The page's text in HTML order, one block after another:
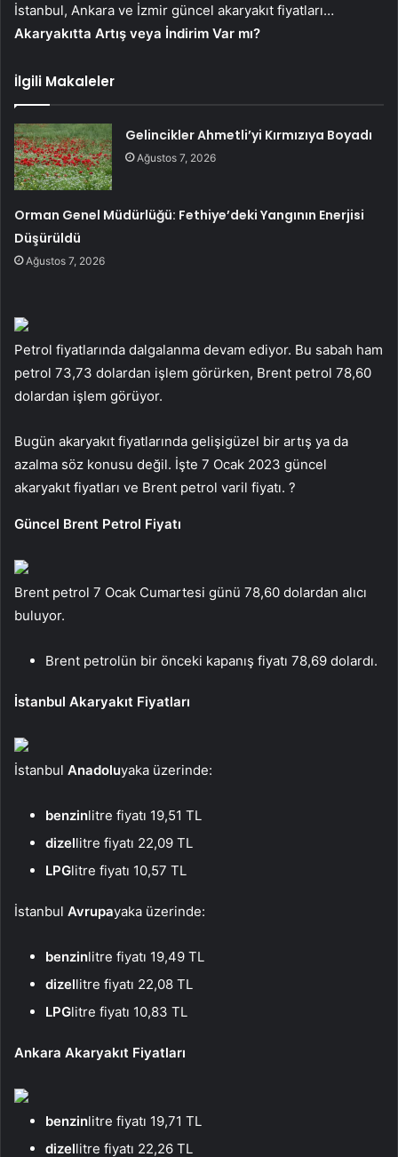
İstanbul, Ankara ve İzmir güncel akaryakıt fiyatları…
Akaryakıtta Artış veya İndirim Var mı?
İlgili Makaleler
Gelincikler Ahmetli’yi Kırmızıya Boyadı
Ağustos 7, 2026
Orman Genel Müdürlüğü: Fethiye’deki Yangının Enerjisi
Düşürüldü
Ağustos 7, 2026
Petrol fiyatlarında dalgalanma devam ediyor. Bu sabah ham
petrol 73,73 dolardan işlem görürken, Brent petrol 78,60
dolardan işlem görüyor.
Bugün akaryakıt fiyatlarında gelişigüzel bir artış ya da
azalma söz konusu değil. İşte 7 Ocak 2023 güncel
akaryakıt fiyatları ve Brent petrol varil fiyatı. ?
Güncel Brent Petrol Fiyatı
Brent petrol 7 Ocak Cumartesi günü 78,60 dolardan alıcı
buluyor.
Brent petrolün bir önceki kapanış fiyatı 78,69 dolardı.
İstanbul Akaryakıt Fiyatları
İstanbul Anadoluyaka üzerinde:
benzinlitre fiyatı 19,51 TL
dizellitre fiyatı 22,09 TL
LPGlitre fiyatı 10,57 TL
İstanbul Avrupayaka üzerinde:
benzinlitre fiyatı 19,49 TL
dizellitre fiyatı 22,08 TL
LPGlitre fiyatı 10,83 TL
Ankara Akaryakıt Fiyatları
benzinlitre fiyatı 19,71 TL
dizellitre fiyatı 22,26 TL